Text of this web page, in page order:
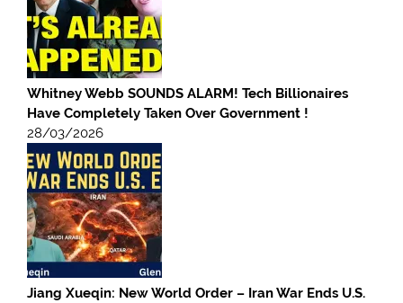
Whitney Webb SOUNDS ALARM! Tech Billionaires
Have Completely Taken Over Government !
28/03/2026
Jiang Xueqin: New World Order – Iran War Ends U.S.